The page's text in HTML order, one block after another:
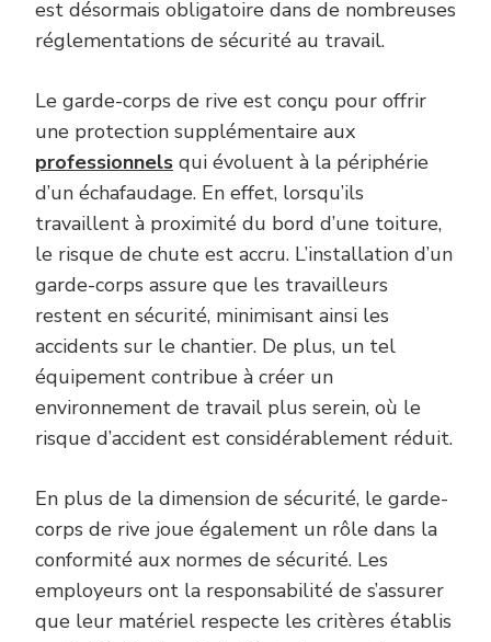
est désormais obligatoire dans de nombreuses
réglementations de sécurité au travail.
Le garde-corps de rive est conçu pour offrir
une protection supplémentaire aux
professionnels qui évoluent à la périphérie
d’un échafaudage. En effet, lorsqu’ils
travaillent à proximité du bord d’une toiture,
le risque de chute est accru. L’installation d’un
garde-corps assure que les travailleurs
restent en sécurité, minimisant ainsi les
accidents sur le chantier. De plus, un tel
équipement contribue à créer un
environnement de travail plus serein, où le
risque d’accident est considérablement réduit.
En plus de la dimension de sécurité, le garde-
corps de rive joue également un rôle dans la
conformité aux normes de sécurité. Les
employeurs ont la responsabilité de s’assurer
que leur matériel respecte les critères établis